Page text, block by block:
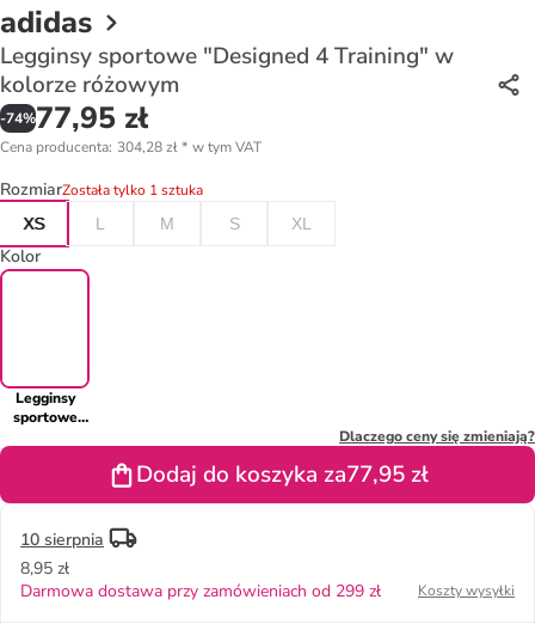
adidas
Legginsy sportowe "Designed 4 Training" w
kolorze różowym
-74%77,95 zł
Cena producenta: 304,28 zł* w tym VAT
RozmiarZostała tylko 1 sztuka
XS
L M S XL
Kolor
Legginsy
sportowe
Dlaczego ceny się zmieniają?
Dodaj do koszyka za77,95 zł
10 sierpnia
8,95 zł
Darmowa dostawa przy zamówieniach od 299 zł
Koszty wysyłki